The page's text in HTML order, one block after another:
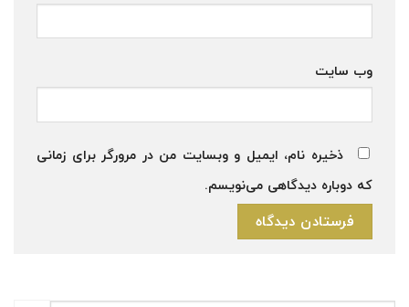
وب‌ سایت
ذخیره نام، ایمیل و وبسایت من در مرورگر برای زمانی
که دوباره دیدگاهی می‌نویسم.